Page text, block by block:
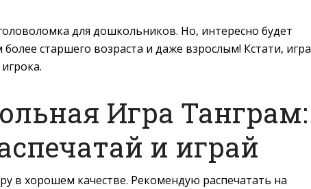
для дошкольников. Но, интересно будет
более старшего возраста и даже взрослым! Кстати, игра
Игра Танграм:
и играй
в хорошем качестве. Рекомендую распечатать на